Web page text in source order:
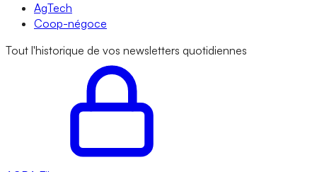
AgTech
Coop-négoce
Tout l'historique de vos newsletters quotidiennes